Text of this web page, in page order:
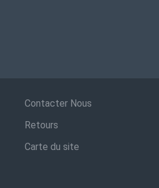
Contacter Nous
Retours
Carte du site